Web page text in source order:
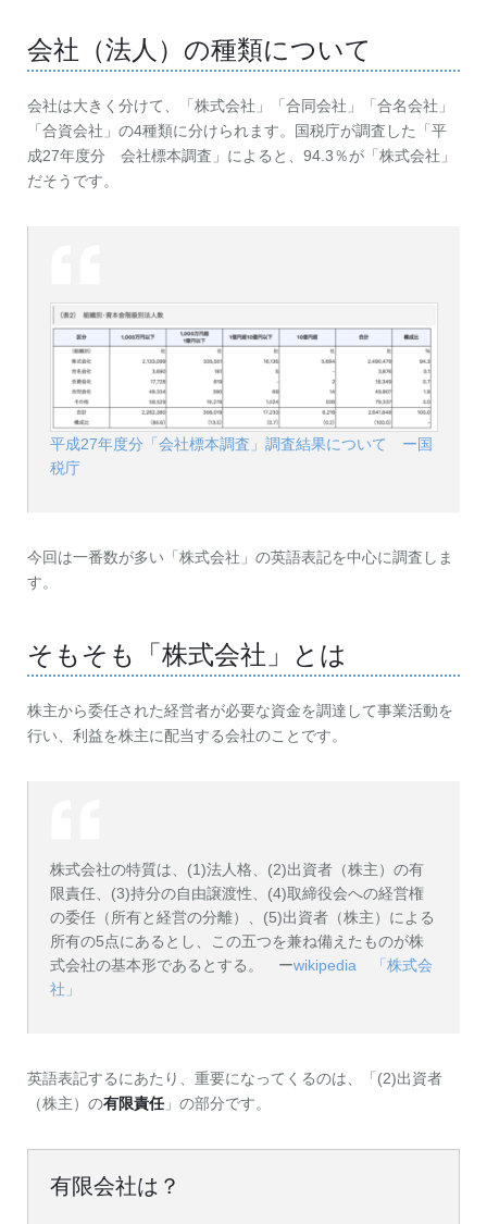
会社（法人）の種類について
会社は大きく分けて、「株式会社」「合同会社」「合名会社」
「合資会社」の4種類に分けられます。国税庁が調査した「平
成27年度分 会社標本調査」によると、94.3％が「株式会社」
だそうです。
平成27年度分「会社標本調査」調査結果について ー国
税庁
今回は一番数が多い「株式会社」の英語表記を中心に調査しま
す。
そもそも「株式会社」とは
株主から委任された経営者が必要な資金を調達して事業活動を
行い、利益を株主に配当する会社のことです。
株式会社の特質は、(1)法人格、(2)出資者（株主）の有
限責任、(3)持分の自由譲渡性、(4)取締役会への経営権
の委任（所有と経営の分離）、(5)出資者（株主）による
所有の5点にあるとし、この五つを兼ね備えたものが株
式会社の基本形であるとする。 ーwikipedia 「株式会
社」
英語表記するにあたり、重要になってくるのは、「(2)出資者
（株主）の有限責任 」の部分です。
有限会社は？